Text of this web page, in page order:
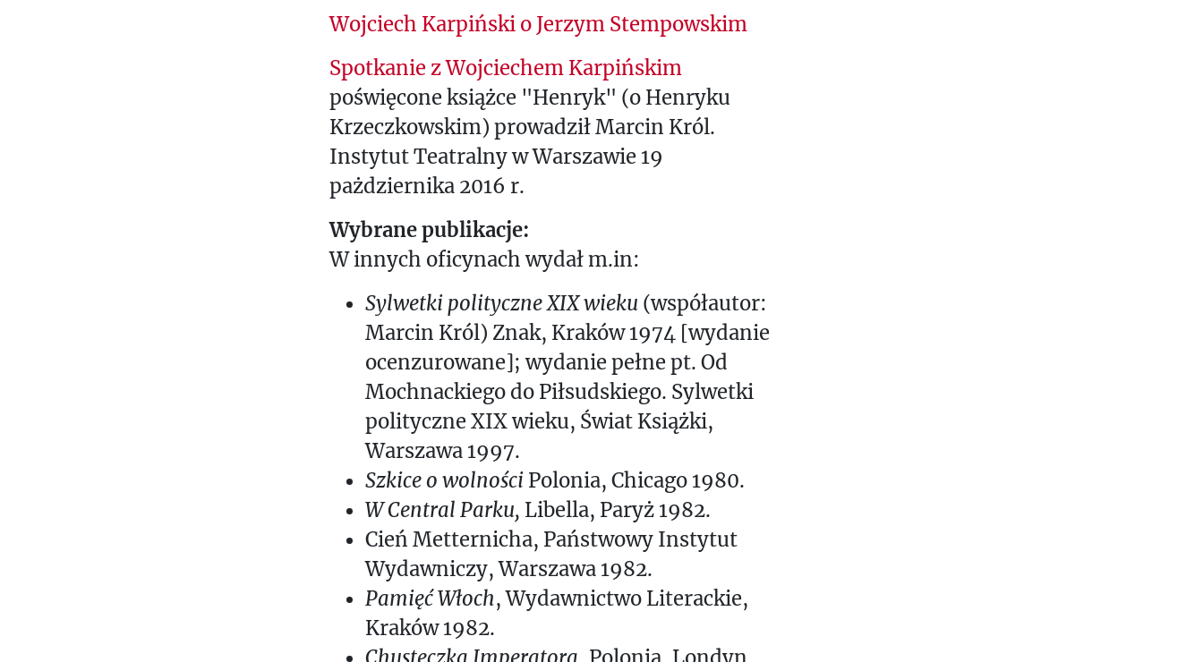
Wojciech Karpiński o Jerzym Stempowskim
Spotkanie z Wojciechem Karpińskim
poświęcone książce "Henryk" (o Henryku
Krzeczkowskim) prowadził Marcin Król.
Instytut Teatralny w Warszawie 19
pażdziernika 2016 r.
Wybrane publikacje:
W innych oficynach wydał m.in:
Sylwetki polityczne XIX wieku (współautor:
Marcin Król) Znak, Kraków 1974 [wydanie
ocenzurowane]; wydanie pełne pt. Od
Mochnackiego do Piłsudskiego. Sylwetki
polityczne XIX wieku, Świat Książki,
Warszawa 1997.
Szkice o wolnościPolonia, Chicago 1980.
W Central Parku, Libella, Paryż 1982.
Cień Metternicha, Państwowy Instytut
Wydawniczy, Warszawa 1982.
Pamięć Włoch, Wydawnictwo Literackie,
Kraków 1982.